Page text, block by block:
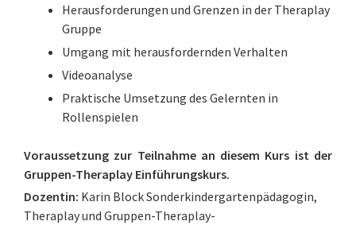
Herausforderungen und Grenzen in der Theraplay
Gruppe
Umgang mit herausfordernden Verhalten
Videoanalyse
Praktische Umsetzung des Gelernten in
Rollenspielen
Voraussetzung zur Teilnahme an diesem Kurs ist der
Gruppen-Theraplay Einführungskurs.
Dozentin: Karin Block Sonderkindergartenpädagogin,
Theraplay und Gruppen-Theraplay-